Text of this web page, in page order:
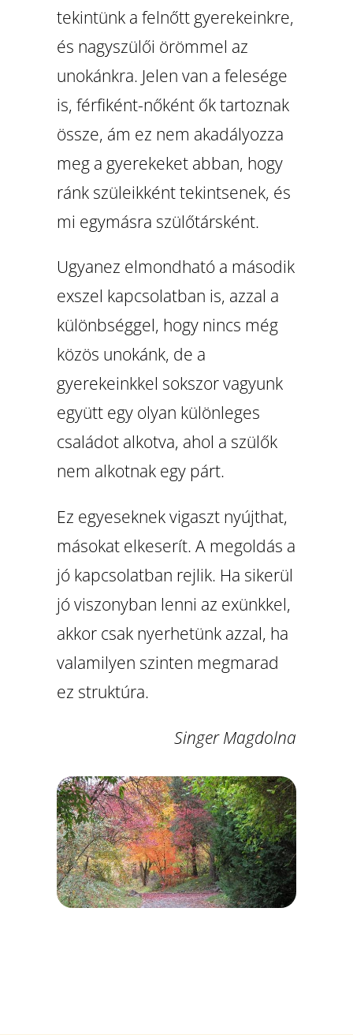
tekintünk a felnőtt gyerekeinkre,
és nagyszülői örömmel az
unokánkra. Jelen van a felesége
is, férfiként-nőként ők tartoznak
össze, ám ez nem akadályozza
meg a gyerekeket abban, hogy
ránk szüleikként tekintsenek, és
mi egymásra szülőtársként.
Ugyanez elmondható a második
exszel kapcsolatban is, azzal a
különbséggel, hogy nincs még
közös unokánk, de a
gyerekeinkkel sokszor vagyunk
együtt egy olyan különleges
családot alkotva, ahol a szülők
nem alkotnak egy párt.
Ez egyeseknek vigaszt nyújthat,
másokat elkeserít. A megoldás a
jó kapcsolatban rejlik. Ha sikerül
jó viszonyban lenni az exünkkel,
akkor csak nyerhetünk azzal, ha
valamilyen szinten megmarad
ez struktúra.
Singer Magdolna